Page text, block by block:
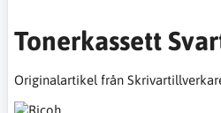
Tonerkassett
Originalartikel från